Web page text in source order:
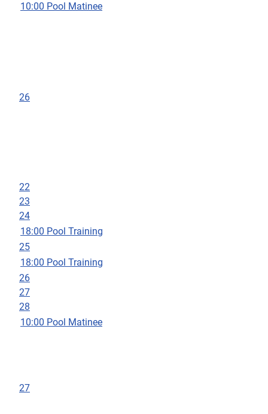
10:00 Pool Matinee
26
22
23
24
18:00 Pool Training
25
18:00 Pool Training
26
27
28
10:00 Pool Matinee
27